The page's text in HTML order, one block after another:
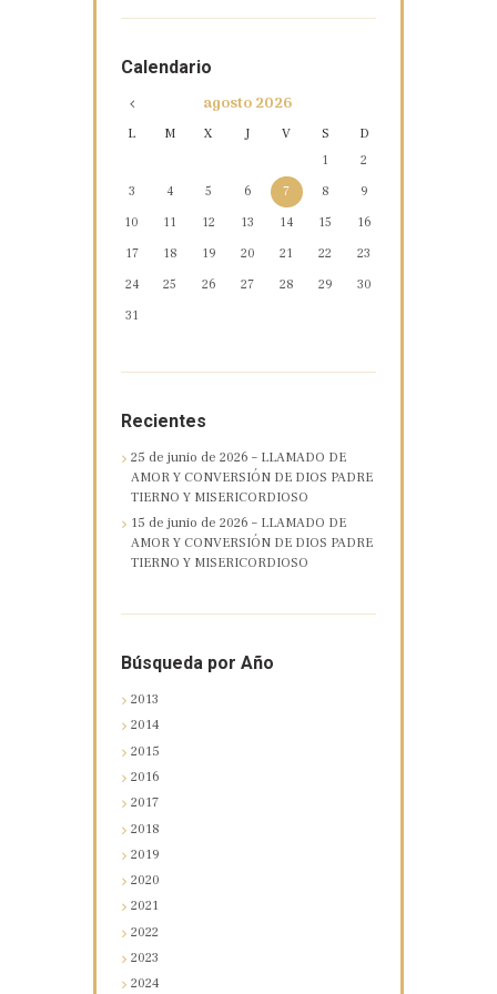
Calendario
agosto2026
L M X J V S
D
1
2
3
4 5 6 7 8
9
10
11 12 13 14 15
16
17
18 19 20 21 22
23
24
25 26 27 28 29
30
31
Recientes
25 de junio de 2026 – LLAMADO DE
AMOR Y CONVERSIÓN DE DIOS PADRE
TIERNO Y MISERICORDIOSO
15 de junio de 2026 – LLAMADO DE
AMOR Y CONVERSIÓN DE DIOS PADRE
TIERNO Y MISERICORDIOSO
Búsqueda por Año
2013
2014
2015
2016
2017
2018
2019
2020
2021
2022
2023
2024